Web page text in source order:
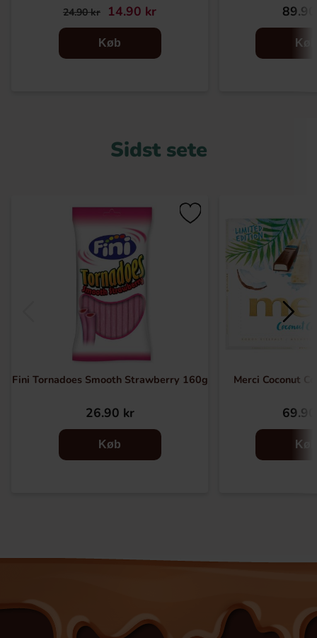
24.90 kr 14.90 kr
Køb Køb
Sidst sete
Fini Tornadoes Smooth Strawberry 160g
26.90 kr
Køb
Merci Coconut
Køb